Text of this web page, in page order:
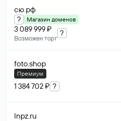
сю.рф
? Магазин доменов
3 089 999 ₽
Возможен торг
?
foto.shop
Премиум
1 384 702 ₽ ?
lnpz.ru